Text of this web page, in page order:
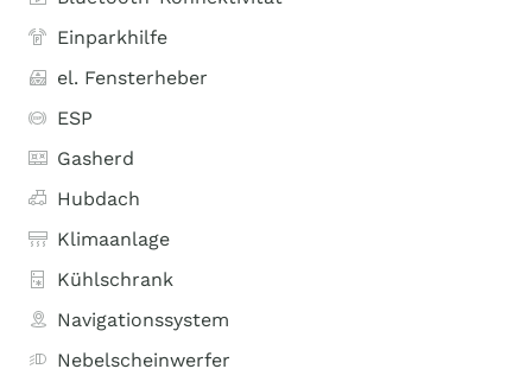
Einparkhilfe
el. Fensterheber
ESP
Gasherd
Hubdach
Klimaanlage
Kühlschrank
Navigationssystem
Nebelscheinwerfer